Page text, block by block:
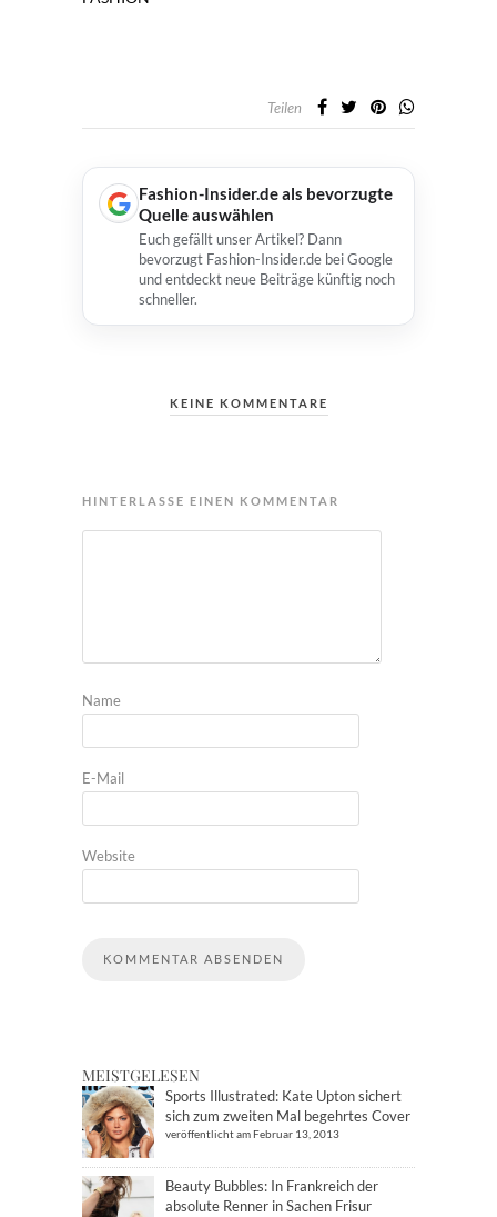
Teilen
Fashion-Insider.de als bevorzugte
Quelle auswählen
Euch gefällt unser Artikel? Dann
bevorzugt Fashion-Insider.de bei Google
und entdeckt neue Beiträge künftig noch
schneller.
KEINE KOMMENTARE
HINTERLASSE EINEN KOMMENTAR
Name
E-Mail
Website
MEISTGELESEN
Sports Illustrated: Kate Upton sichert
sich zum zweiten Mal begehrtes Cover
veröffentlicht am Februar 13, 2013
Beauty Bubbles: In Frankreich der
absolute Renner in Sachen Frisur